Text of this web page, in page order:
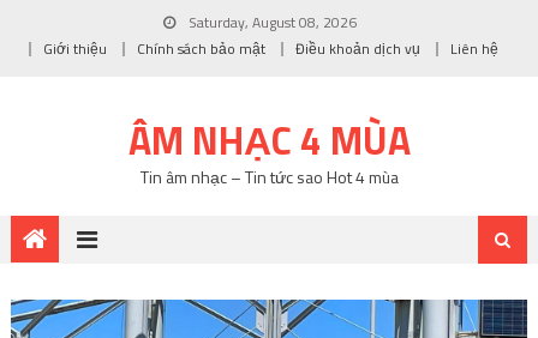
Saturday, August 08, 2026
Giới thiệu
Chính sách bảo mật Điều khoản dịch vụ Liên hệ
ÂM NHẠC 4 MÙA
Tin âm nhạc – Tin tức sao Hot 4 mùa